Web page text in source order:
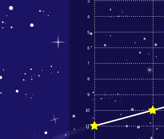
11
10
9
8
7
6
5
4
3